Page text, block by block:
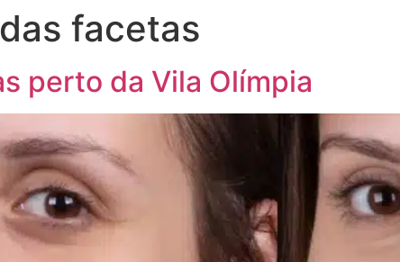
facetas
perto da Vila Olímpia